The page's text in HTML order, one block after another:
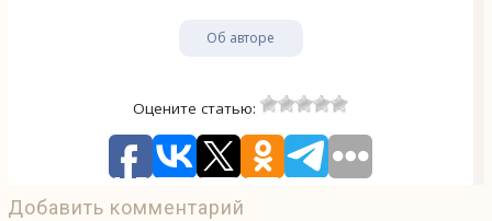
Об авторе
Оцените статью:
Добавить комментарий